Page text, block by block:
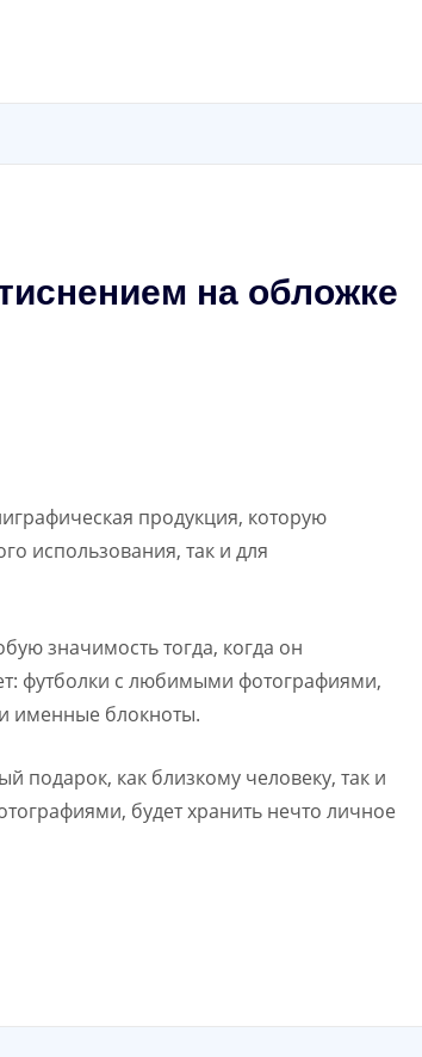
на обложке
продукция, которую
использования, так и для
значимость тогда, когда он
футболки с любимыми фотографиями,
именные блокноты.
подарок, как близкому человеку, так и
будет хранить нечто личное